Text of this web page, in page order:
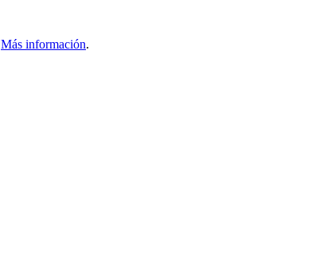
Más información.